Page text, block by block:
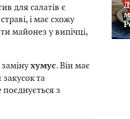
для салатів є
і має схожу
майонез у випічці,
хумус. Він має
закусок та
з